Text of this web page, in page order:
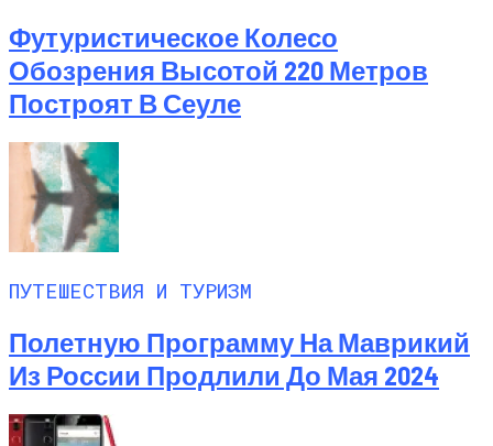
Футуристическое Колесо
Обозрения Высотой 220 Метров
Построят В Сеуле
ПУТЕШЕСТВИЯ И ТУРИЗМ
Полетную Программу На Маврикий
Из России Продлили До Мая 2024